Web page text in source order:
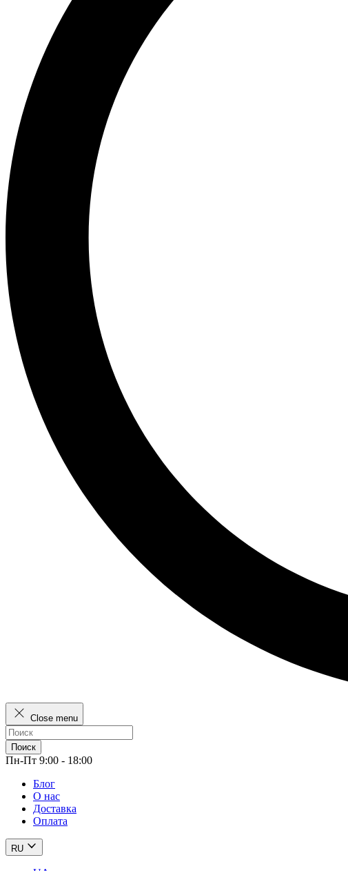
Close menu
Поиск
Пн-Пт 9:00 - 18:00
Блог
О нас
Доставка
Оплата
RU